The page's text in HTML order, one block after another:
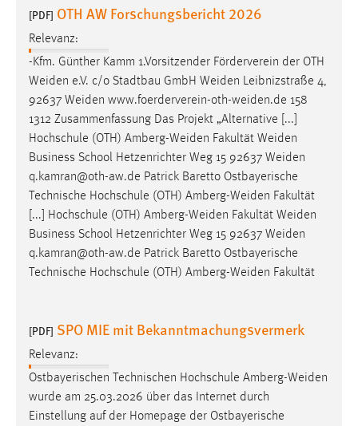
-Kfm. Günther Kamm 1.Vorsitzender Förderverein der OTH
Weiden
e.V. c/o Stadtbau GmbH
92637Weiden
1312 Zusammenfassung Das Projekt „Alternative [...]
Hochschule (OTH)Amberg-WeidenFakultätWeiden
Business School Hetzenrichter Weg 15 92637Weiden
q.kamran@oth-aw.de Patrick Baretto Ostbayerische
Technische Hochschule (OTH)Amberg-WeidenFakultät
[...] Hochschule (OTH)Amberg-Weiden FakultätWeiden
Business School Hetzenrichter Weg 15 92637Weiden
q.kamran@oth-aw.de Patrick Baretto Ostbayerische
Technische Hochschule (OTH)Amberg-WeidenFakultät
[PDF] SPO MIE mit Bekanntmachungsvermerk
Ostbayerischen Technischen Hochschule
Amberg-Weiden
wurde am 25.03.2026 über das Internet durch
Einstellung auf der Homepage der Ostbayerische
Technische HochschuleAmberg-Weiden(unter www.oth-
aw.de) bekannt [...] Business Innovation and
Entrepreneurship an der Ostbayerischen Technischen